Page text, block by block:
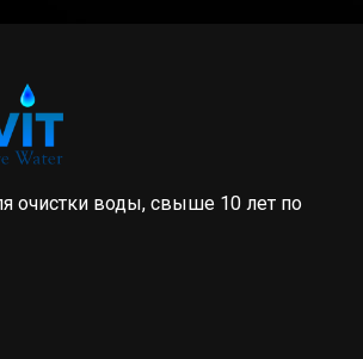
очистки воды, свыше 10 лет по